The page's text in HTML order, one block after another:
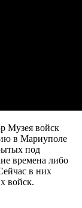
Музея войск
в Мариуполе
под
времена либо
в них
войск.